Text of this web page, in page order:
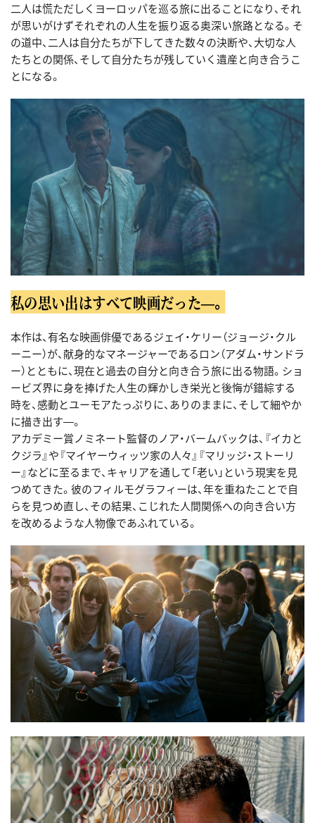
二人は慌ただしくヨーロッパを巡る旅に出ることになり、それ
が思いがけずそれぞれの人生を振り返る奥深い旅路となる。そ
の道中、二人は自分たちが下してきた数々の決断や、大切な人
たちとの関係、そして自分たちが残していく遺産と向き合うこ
とになる。
私の思い出はすべて映画だった―。
本作は、有名な映画俳優であるジェイ・ケリー（ジョージ・クル
ーニー）が、献身的なマネージャーであるロン（アダム・サンドラ
ー）とともに、現在と過去の自分と向き合う旅に出る物語。ショ
ービズ界に身を捧げた人生の輝かしき栄光と後悔が錯綜する
時を、感動とユーモアたっぷりに、ありのままに、そして細やか
に描き出す―。
アカデミー賞ノミネート監督のノア・バームバックは、『イカと
クジラ』や『マイヤーウィッツ家の人々』『マリッジ・ストーリ
ー』などに至るまで、キャリアを通して「老い」という現実を見
つめてきた。彼のフィルモグラフィーは、年を重ねたことで自
らを見つめ直し、その結果、こじれた人間関係への向き合い方
を改めるような人物像であふれている。